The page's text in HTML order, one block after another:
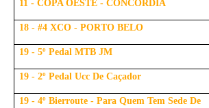
11 - COPA OESTE - CONCÓRDIA
18 - #4 XCO - PORTO BELO
19 - 5º Pedal MTB JM
19 - 2º Pedal Ucc De Caçador
19 - 4º Bierroute - Para Quem Tem Sede De